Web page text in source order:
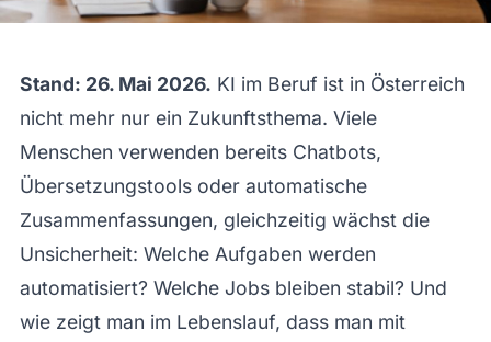
Stand: 26. Mai 2026. KI im Beruf ist in Österreich
nicht mehr nur ein Zukunftsthema. Viele
Menschen verwenden bereits Chatbots,
Übersetzungstools oder automatische
Zusammenfassungen, gleichzeitig wächst die
Unsicherheit: Welche Aufgaben werden
automatisiert? Welche Jobs bleiben stabil? Und
wie zeigt man im Lebenslauf, dass man mit